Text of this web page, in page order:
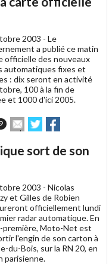
à
2003 - Le
a publié ce matin
officielle des nouveaux
automatiques fixes et
: dix seront en activité
100 à la fin de
et 1000 d'ici 2005.
Envoyer
cet
à
Partager
sur sur
sort de son
2003 - Nicolas
et Gilles de Robien
officiellement lundi
radar automatique. En
première, Moto-Net est
l'engin de son carton à
du-Bois, sur la RN 20, en
parisienne.